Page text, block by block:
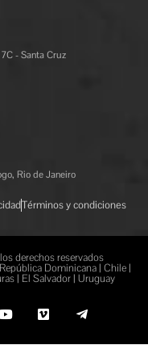
- Santa Cruz
Rio de Janeiro
Términos y condiciones
derechos reservados
Dominicana | Chile |
| El Salvador | Uruguay